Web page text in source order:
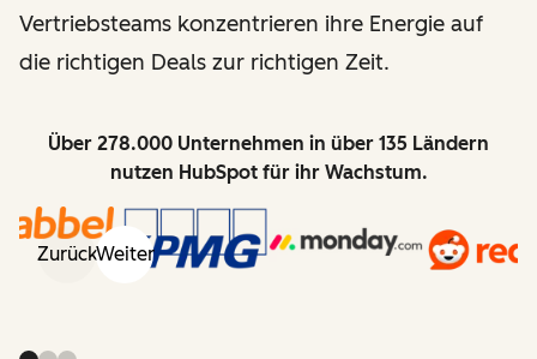
Vertriebsteams konzentrieren ihre Energie auf
die richtigen Deals zur richtigen Zeit.
Über 278.000 Unternehmen in über 135 Ländern
nutzen HubSpot für ihr Wachstum.
ZurückWeiter